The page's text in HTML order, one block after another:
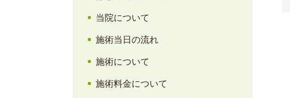
当院について
施術当日の流れ
施術について
施術料金について